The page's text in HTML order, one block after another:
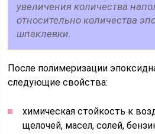
увеличения количества
относительно количества
шпаклевки.
После полимеризации
следующие свойства:
химическая стойкость к
щелочей, масел, солей,